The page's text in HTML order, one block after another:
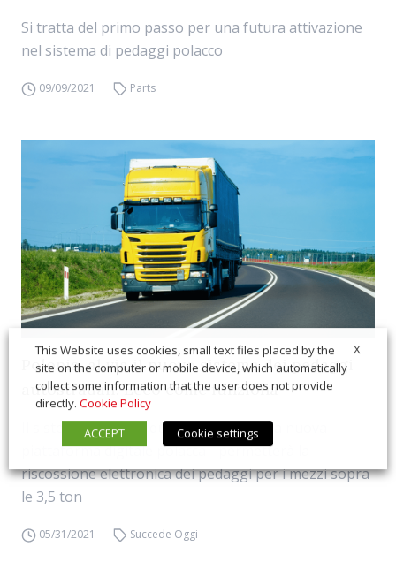
Si tratta del primo passo per una futura attivazione
nel sistema di pedaggi polacco
09/09/2021 Parts
Polonia, al via il nuovo sistema dei pedaggi
autostradali. Ecco come funziona
Il sistema e-TOLL - questo il nome della nuova
piattaforma digitale polacca - permetterà la
riscossione elettronica dei pedaggi per i mezzi sopra
le 3,5 ton
05/31/2021 Succede Oggi
X
This Website uses cookies, small text files placed by the
site on the computer or mobile device, which automatically
collect some information that the user does not provide
directly. Cookie Policy
ACCEPT
Cookie settings